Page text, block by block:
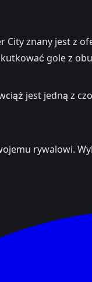
City znany jest z
gole z
jest jedną z
rywalowi.